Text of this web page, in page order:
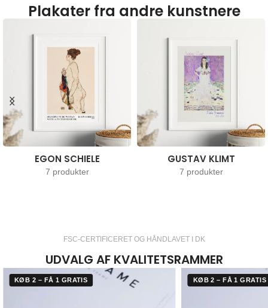
Plakater fra andre kunstnere
EGON SCHIELE
7 produkter
GUSTAV KLIMT
7 produkter
FSC-CERTIFICERET OG HÅNDLAVET I DK
UDVALG AF KVALITETSRAMMER
KØB 2 – FÅ 1 GRATIS KØB 2 – FÅ 1 GRATIS